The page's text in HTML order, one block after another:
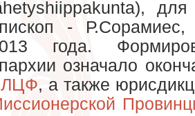
-
года.
означало
, а также